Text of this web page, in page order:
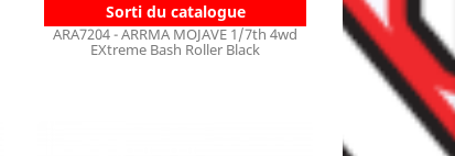
Sorti du catalogue
ARA7204 - ARRMA MOJAVE 1/7th 4wd
EXtreme Bash Roller Black